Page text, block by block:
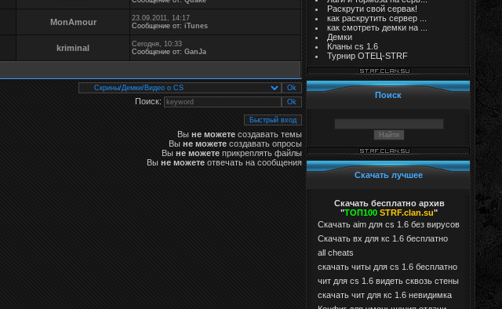
MonAmour
23.09.2011, 14:17
Сообщение от: iTunes
kriminal
Сегодня, 10:33
Сообщение от: GanJa
Поиск:
Вы не можете создавать темы
Вы не можете создавать опросы
Вы не можете прикреплять файлы
Вы не можете отвечать на сообщения
Раскрути свой сервак!
как раскрутить сервер ...
как смотреть демки на ...
Демки
Кланы cs 1.6
Турнир ОТЕЦ-STRF
Поиск
Скачать лучшее
Скачать бесплатно архив
"ТОП100 STRF.clan.su"
Скачать aim для cs 1.6 без вирусов
Cкачать вх для кс 1.6 бесплатно
all cheats
скачать читы для cs 1.6 бесплатно
чит для cs 1.6 видеть сквозь стены
скачать чит для кс 1.6 невидимка